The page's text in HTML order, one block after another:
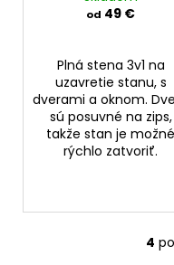
od 49 €
Plná stena 3v1 na
uzavretie stanu, s
dverami a oknom.
sú posuvné na zips,
takže stan je možné
rýchlo zatvoriť.
4